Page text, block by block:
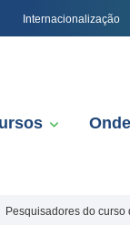
Internacionalização
Pesquisadores do